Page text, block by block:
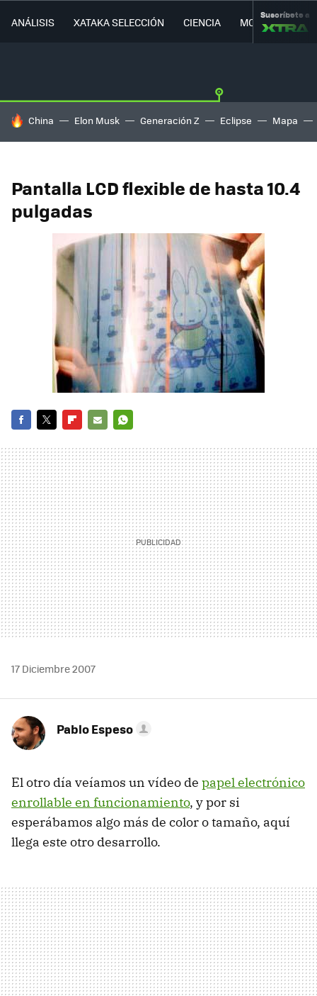
ANÁLISIS XATAKA SELECCIÓN CIENCIA MOVILIDAD
Suscríbete a
HOY SE HABLA DE
China Elon Musk Generación Z Eclipse Mapa
Pantalla LCD flexible de hasta 10.4
pulgadas
MAIL
17 Diciembre 2007
Pablo Espeso
El otro día veíamos un vídeo de papel electrónico
enrollable en funcionamiento, y por si
esperábamos algo más de color o tamaño, aquí
llega este otro desarrollo.